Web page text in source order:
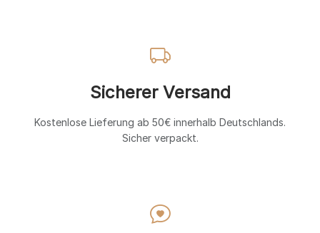
Sicherer Versand
Kostenlose Lieferung ab 50€ innerhalb Deutschlands.
Sicher verpackt.